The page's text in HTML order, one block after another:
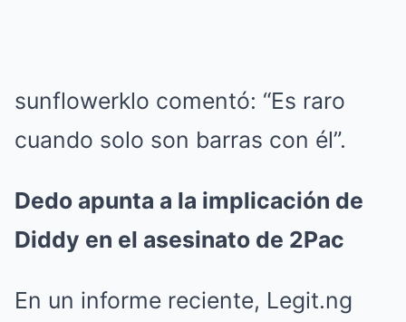
sunflowerklo comentó: “Es raro
cuando solo son barras con él”.
Dedo apunta a la implicación de
Diddy en el asesinato de 2Pac
En un informe reciente, Legit.ng